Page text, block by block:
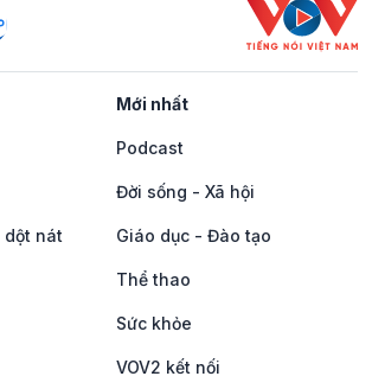
Mới nhất
Podcast
Đời sống - Xã hội
dột nát Giáo dục - Đào tạo
Thể thao
Sức khỏe
VOV2 kết nối